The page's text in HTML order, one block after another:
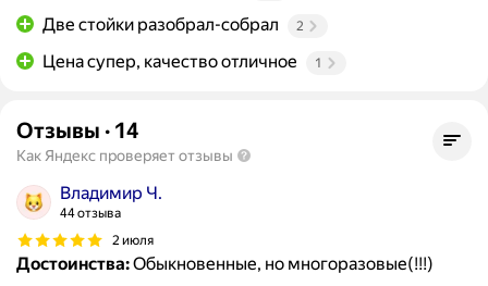
Две стойки разобрал-собрал 2
Цена супер, качество отличное 1
Отзывы · 14
Как Яндекс проверяет отзывы
Владимир Ч.
44 отзыва
2 июля
Достоинства:Обыкновенные, но многоразовые(!!!)